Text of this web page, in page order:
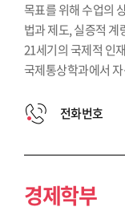
목표를 위해 수업의
법과 제도, 실증적
21세기의 국제적 인
국제통상학과에서
전화번호
경제학부